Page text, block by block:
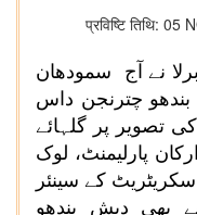
प्रविष्टि तिथि:
نے آج
سمودھان
چترنجن داس
تصویر پر گلہائے
پارلیمنٹ، لوک
کے سینئر
بھی دیش بندھو